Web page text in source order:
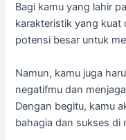
Bagi kamu yang lahir
karakteristik yang kuat
potensi besar untuk
Namun, kamu juga
negatifmu dan
Dengan begitu, kamu
bahagia dan sukses di